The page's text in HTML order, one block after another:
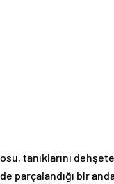
tanıklarını
parçalandığı bir